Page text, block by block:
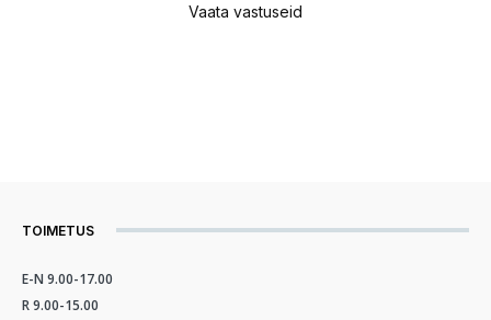
Vaata vastuseid
TOIMETUS
E-N 9.00-17.00
R 9.00-15.00